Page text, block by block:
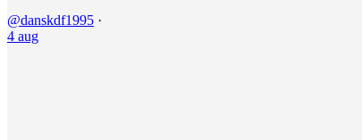
@danskdf1995 ·
4 aug